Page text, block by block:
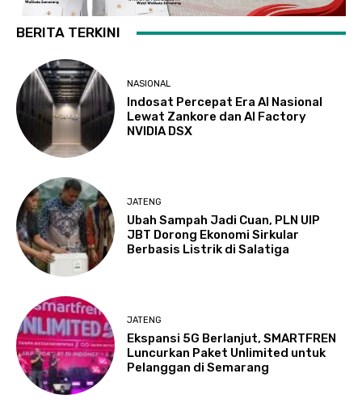
BERITA TERKINI
NASIONAL
Indosat Percepat Era AI Nasional
Lewat Zankore dan AI Factory
NVIDIA DSX
JATENG
Ubah Sampah Jadi Cuan, PLN UIP
JBT Dorong Ekonomi Sirkular
Berbasis Listrik di Salatiga
JATENG
Ekspansi 5G Berlanjut, SMARTFREN
Luncurkan Paket Unlimited untuk
Pelanggan di Semarang